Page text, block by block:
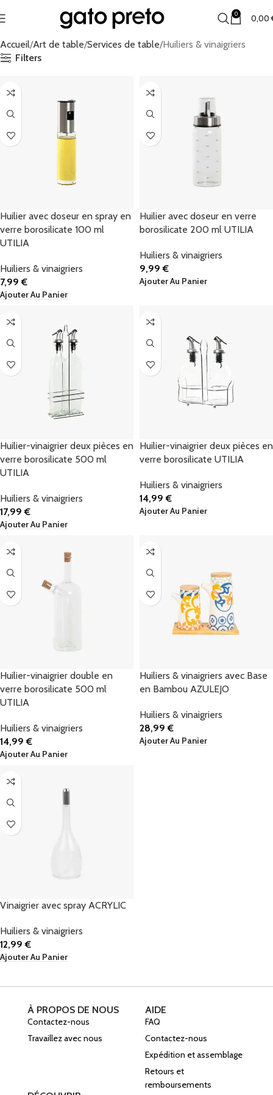
0 0,00
Accueil Art de table Services de table Huiliers & vinaigriers
Filters
Huilier avec doseur en spray en
verre borosilicate 100 ml
UTILIA
Huiliers & vinaigriers
7,99€
Ajouter Au Panier
Huilier avec doseur en verre
borosilicate 200 ml UTILIA
Huiliers & vinaigriers
9,99€
Ajouter Au Panier
Huilier-vinaigrier deux pièces en
verre borosilicate 500 ml
UTILIA
Huiliers & vinaigriers
17,99€
Ajouter Au Panier
Huilier-vinaigrier deux pièces en
verre borosilicate UTILIA
Huiliers & vinaigriers
14,99€
Ajouter Au Panier
Huilier-vinaigrier double en
verre borosilicate 500 ml
UTILIA
Huiliers & vinaigriers
14,99€
Ajouter Au Panier
Huiliers & vinaigriers avec Base
en Bambou AZULEJO
Huiliers & vinaigriers
28,99€
Ajouter Au Panier
Vinaigrier avec spray ACRYLIC
Huiliers & vinaigriers
12,99€
Ajouter Au Panier
À PROPOS DE NOUS
Contactez-nous
Travaillez avec nous
AIDE
FAQ
Contactez-nous
Expédition et assemblage
Retours et
remboursements